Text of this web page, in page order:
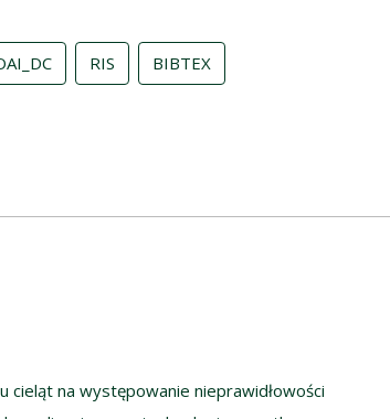
RIS BIBTEX
cieląt na występowanie nieprawidłowości